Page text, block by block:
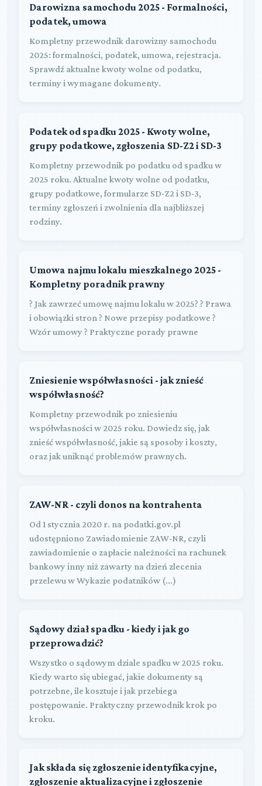
Darowizna samochodu 2025 - Formalności,
podatek, umowa
Kompletny przewodnik darowizny samochodu
2025: formalności, podatek, umowa, rejestracja.
Sprawdź aktualne kwoty wolne od podatku,
terminy i wymagane dokumenty.
Podatek od spadku 2025 - Kwoty wolne,
grupy podatkowe, zgłoszenia SD-Z2 i SD-3
Kompletny przewodnik po podatku od spadku w
2025 roku. Aktualne kwoty wolne od podatku,
grupy podatkowe, formularze SD-Z2 i SD-3,
terminy zgłoszeń i zwolnienia dla najbliższej
rodziny.
Umowa najmu lokalu mieszkalnego 2025 -
Kompletny poradnik prawny
? Jak zawrzeć umowę najmu lokalu w 2025? ? Prawa
i obowiązki stron ? Nowe przepisy podatkowe ?
Wzór umowy ? Praktyczne porady prawne
Zniesienie współwłasności - jak znieść
współwłasność?
Kompletny przewodnik po zniesieniu
współwłasności w 2025 roku. Dowiedz się, jak
znieść współwłasność, jakie są sposoby i koszty,
oraz jak uniknąć problemów prawnych.
ZAW-NR - czyli donos na kontrahenta
Od 1 stycznia 2020 r. na podatki.gov.pl
udostępniono Zawiadomienie ZAW-NR, czyli
zawiadomienie o zapłacie należności na rachunek
bankowy inny niż zawarty na dzień zlecenia
przelewu w Wykazie podatników (...)
Sądowy dział spadku - kiedy i jak go
przeprowadzić?
Wszystko o sądowym dziale spadku w 2025 roku.
Kiedy warto się ubiegać, jakie dokumenty są
potrzebne, ile kosztuje i jak przebiega
postępowanie. Praktyczny przewodnik krok po
kroku.
Jak składa się zgłoszenie identyfikacyjne,
zgłoszenie aktualizacyjne i zgłoszenie